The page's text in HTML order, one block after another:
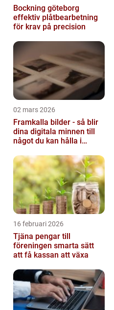
Bockning göteborg
effektiv plåtbearbetning
för krav på precision
02 mars 2026
Framkalla bilder - så blir
dina digitala minnen till
något du kan hålla i
16 februari 2026
Tjäna pengar till
föreningen smarta sätt
att få kassan att växa